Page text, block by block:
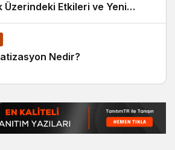
Üzerindeki Etkileri ve Yeni
Nedir?